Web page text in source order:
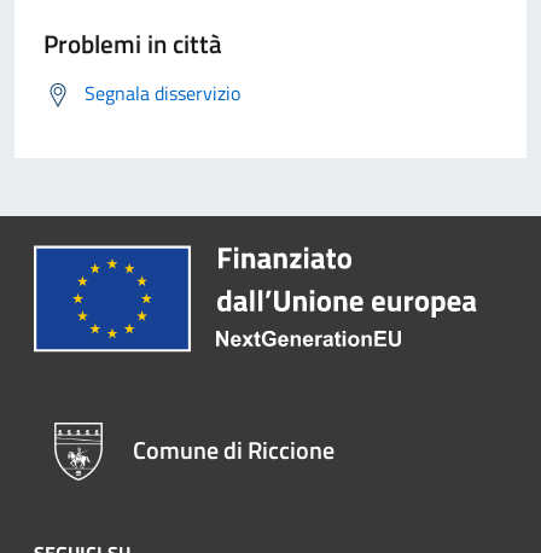
Problemi in città
Segnala disservizio
Comune di Riccione